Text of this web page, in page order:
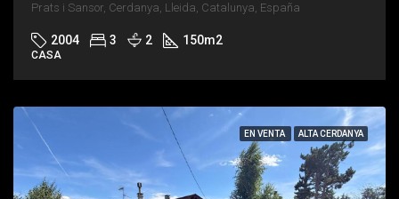
Prats i Sansor, Cerdanya, Lleida, Catalunya, España
2004 3 2 150m2
CASA
EN VENTA ALTA CERDANYA